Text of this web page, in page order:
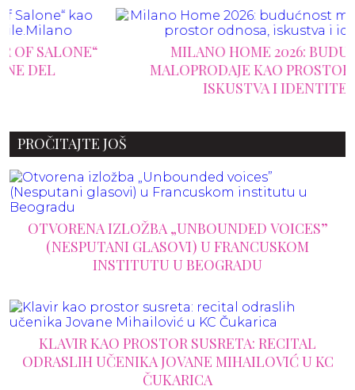
MILANO HOME 2026: BUDUĆNOST
MALOPRODAJE KAO PROSTOR ODNOSA,
ISKUSTVA I IDENTITETA
PROČITAJTE JOŠ
OTVORENA IZLOŽBA „UNBOUNDED VOICES”
(NESPUTANI GLASOVI) U FRANCUSKOM
INSTITUTU U BEOGRADU
KLAVIR KAO PROSTOR SUSRETA: RECITAL
ODRASLIH UČENIKA JOVANE MIHAILOVIĆ U KC
ČUKARICA